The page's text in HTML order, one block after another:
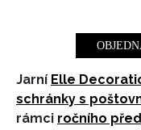
Jarní Elle
schránky s
rámci ročního